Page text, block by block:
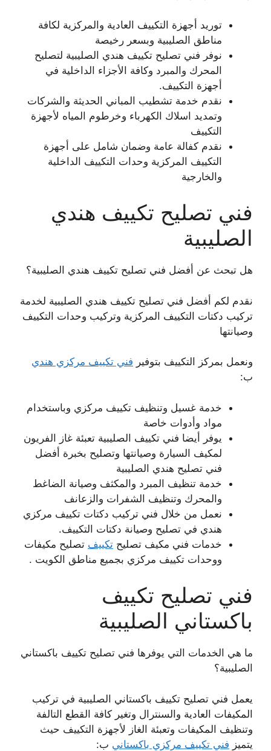
توريد أجهزة التكييف العادية والمركزية لكافة
مناطق الصليبية وبسعر رخيصة
نوفر فني تصليح تكييف هندي الصليبية لتصليح
المحرك والمبرد وكافة الأجزاء الداخلية في
أجهزة التكييف.
نقدم خدمة تشطيب المباني الحديثة والشركات
وتمديد اسلاك الكهرباء وخرطوم المياه لأجهزة
التكييف
نقدم كفالة عامة وضمان شامل على أجهزة
التكييف المركزية وحدات التكييف الداخلية
والخارجية
فني تصليح تكييف هندي
الصليبية
هل تبحث عن أفضل فني تصليح تكييف هندي الصليبية؟
نقدم لكم أفضل فني تصليح تكييف هندي الصليبية لخدمة
تركيب دكتات التكييف المركزية وتركيب وحدات التكييف
وصيانتها
ونعمل بمركز التكييف بتوفير فني تكييف مركزي هندي
ب:
خدمة غسيل وتنظيف تكييف مركزي وباستخدام
مواد وأدوات خاصة
يوفر أيضا فني تكييف الصليبية تعبئة غاز الفريون
لمكيف السيارة وصيانتها وتصليح بخبرة أفضل
فني تصليح هندي الصليبية
خدمة تنظيف المبرد والمكثف وصيانة الضاغط
والمحرك وتنظيف الشفرات والزعانف
نعمل من خلال فني تركيب دكتات تكييف مركزي
هندي في تصليح وصيانة دكتات التكييف.
خدمات فني مكيف تصليح تكييف تصليح مكيفات
ووحدات تكييف مركزي بجميع مناطق الكويت .
فني تصليح تكييف
باكستاني الصليبية
ما هي الخدمات التي يوفرها فني تصليح تكييف باكستاني
الصليبية؟
يعمل فني تصليح تكييف باكستاني الصليبية في تركيب
المكيفات العادية والسنترال وتغير كافة القطع التالفة
وتنظيف المكيفات وتعبئة الغاز لأجهزة التكييف حيث
يتميز فني تكييف مركزي باكستاني ب: